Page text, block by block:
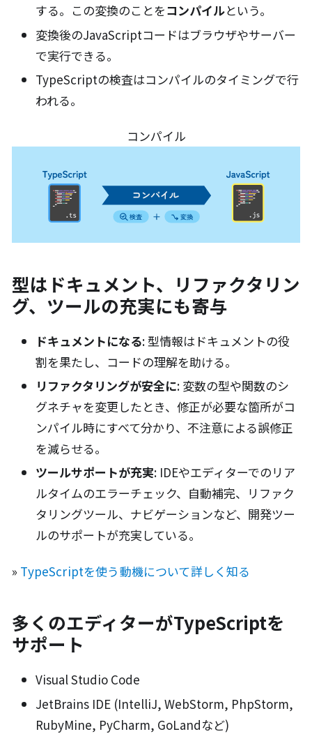
する。この変換のことをコンパイルという。
変換後のJavaScriptコードはブラウザやサーバー
で実行できる。
TypeScriptの検査はコンパイルのタイミングで行
われる。
コンパイル
型はドキュメント、リファクタリン
グ、ツールの充実にも寄与
ドキュメントになる: 型情報はドキュメントの役
割を果たし、コードの理解を助ける。
リファクタリングが安全に: 変数の型や関数のシ
グネチャを変更したとき、修正が必要な箇所がコ
ンパイル時にすべて分かり、不注意による誤修正
を減らせる。
ツールサポートが充実: IDEやエディターでのリア
ルタイムのエラーチェック、自動補完、リファク
タリングツール、ナビゲーションなど、開発ツー
ルのサポートが充実している。
» TypeScriptを使う動機について詳しく知る
多くのエディターがTypeScriptを
サポート
Visual Studio Code
JetBrains IDE (IntelliJ, WebStorm, PhpStorm,
RubyMine, PyCharm, GoLandなど)